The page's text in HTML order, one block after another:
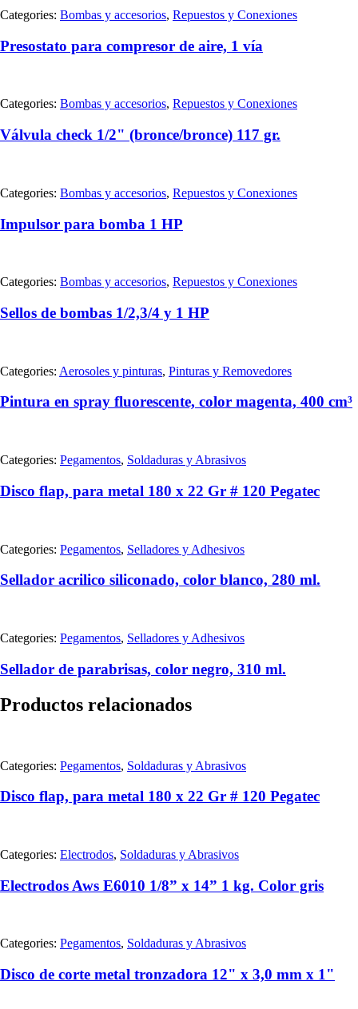
Categories: Bombas y accesorios, Repuestos y Conexiones
Presostato para compresor de aire, 1 vía
Categories: Bombas y accesorios, Repuestos y Conexiones
Válvula check 1/2" (bronce/bronce) 117 gr.
Categories: Bombas y accesorios, Repuestos y Conexiones
Impulsor para bomba 1 HP
Categories: Bombas y accesorios, Repuestos y Conexiones
Sellos de bombas 1/2,3/4 y 1 HP
Categories: Aerosoles y pinturas, Pinturas y Removedores
Pintura en spray fluorescente, color magenta, 400 cm³
Categories: Pegamentos, Soldaduras y Abrasivos
Disco flap, para metal 180 x 22 Gr # 120 Pegatec
Categories: Pegamentos, Selladores y Adhesivos
Sellador acrilico siliconado, color blanco, 280 ml.
Categories: Pegamentos, Selladores y Adhesivos
Sellador de parabrisas, color negro, 310 ml.
Productos relacionados
Categories: Pegamentos, Soldaduras y Abrasivos
Disco flap, para metal 180 x 22 Gr # 120 Pegatec
Categories: Electrodos, Soldaduras y Abrasivos
Electrodos Aws E6010 1/8” x 14” 1 kg. Color gris
Categories: Pegamentos, Soldaduras y Abrasivos
Disco de corte metal tronzadora 12" x 3,0 mm x 1"